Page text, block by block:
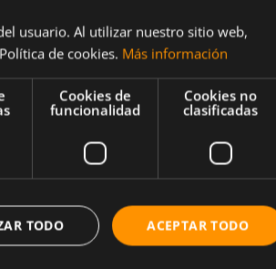
es
algunas
relacionan con
no
la ingesta de
resultados
usuario. Al utilizar nuestro sitio web,
de cookies. Más información
Cookies de
funcionalidad
Cookies no
clasificadas
ACEPTAR TODO
TODO